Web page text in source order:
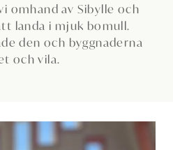
omhand av Sibylle och
landa i mjuk bomull.
den och byggnaderna
och vila.